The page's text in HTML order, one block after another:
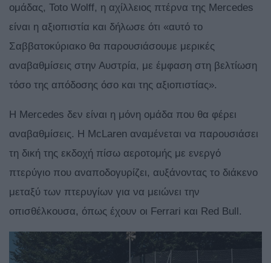
ομάδας, Toto Wolff, η αχίλλειος πτέρνα της Mercedes
είναι η αξιοπιστία και δήλωσε ότι «αυτό το
Σαββατοκύριακο θα παρουσιάσουμε μερικές
αναβαθμίσεις στην Αυστρία, με έμφαση στη βελτίωση
τόσο της απόδοσης όσο και της αξιοπιστίας».
Η Mercedes δεν είναι η μόνη ομάδα που θα φέρει
αναβαθμίσεις. Η McLaren αναμένεται να παρουσιάσει
τη δική της εκδοχή πίσω αεροτομής με ενεργό
πτερύγιο που αναποδογυρίζει, αυξάνοντας το διάκενο
μεταξύ των πτερυγίων για να μειώνει την
οπισθέλκουσα, όπως έχουν οι Ferrari και Red Bull.